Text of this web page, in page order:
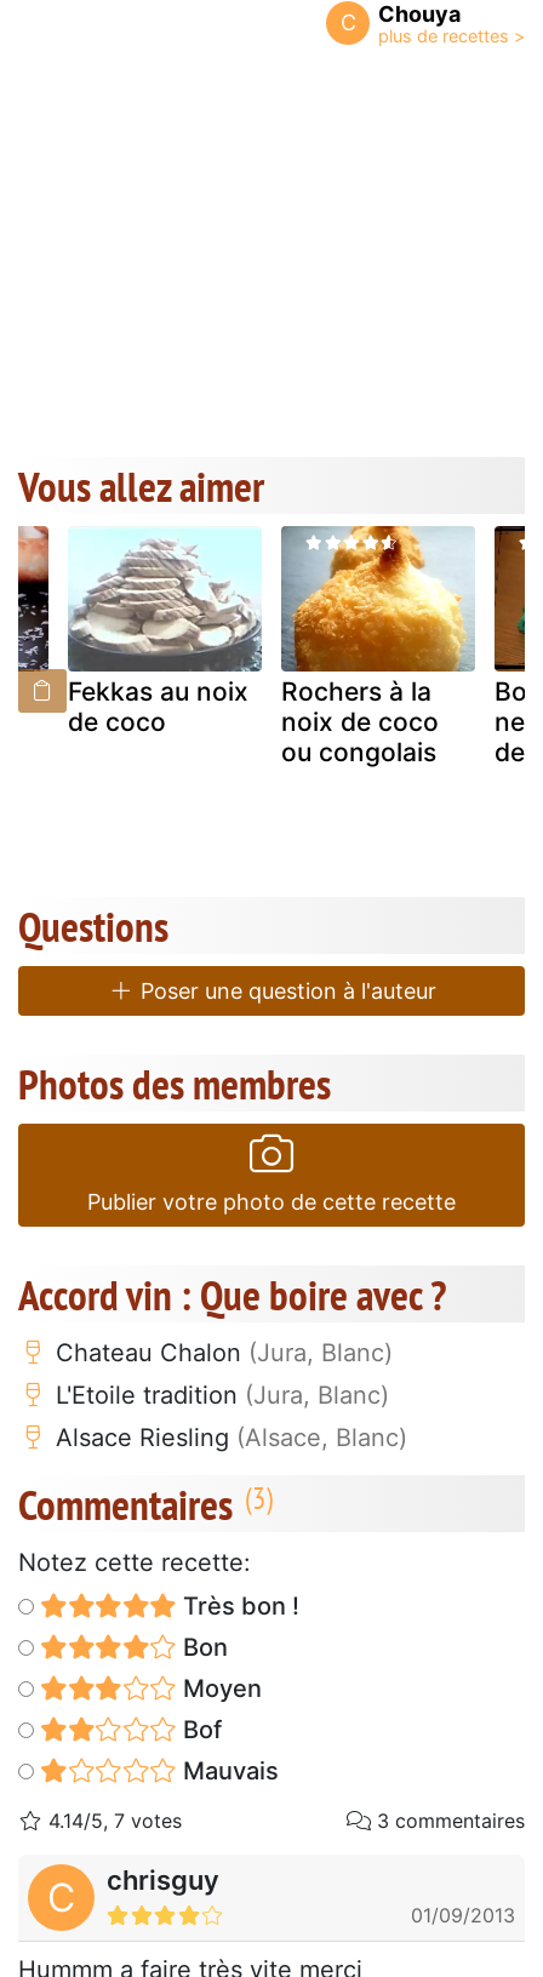
C Chouya
Vous allez aimer
Fekkas au noix
de coco
Rochers à la
noix de coco
ou congolais
de
Questions
Poser une question à l'auteur
Photos des membres
Publier votre photo de cette recette
Accord vin : Que boire avec ?
Chateau Chalon (Jura, Blanc)
L'Etoile tradition (Jura, Blanc)
Alsace Riesling (Alsace, Blanc)
Commentaires
Notez cette recette:
Très bon !
Bon
Moyen
Bof
Mauvais
4.14/5, 7 votes 3 commentaires
C chrisguy
01/09/2013
Hummm a faire très vite merci